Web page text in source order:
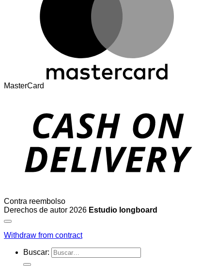
MasterCard
Contra reembolso
Derechos de autor 2026 Estudio longboard
Withdraw from contract
Buscar: